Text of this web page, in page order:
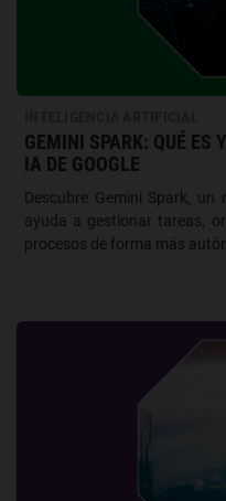
GEMINI SPARK: QUÉ ES
IA DE GOOGLE
Descubre Gemini Spark,
ayuda a gestionar tareas,
procesos de forma más